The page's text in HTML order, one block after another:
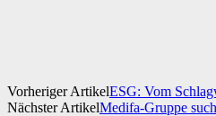
Vorheriger ArtikelESG: Vom
Nächster ArtikelMedifa-Gruppe